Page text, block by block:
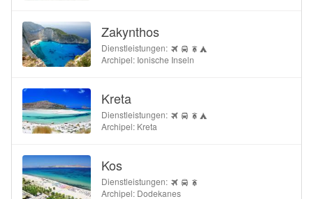
Zakynthos
Dienstleistungen:
Archipel: Ionische Inseln
Kreta
Dienstleistungen:
Archipel: Kreta
Kos
Dienstleistungen:
Archipel: Dodekanes